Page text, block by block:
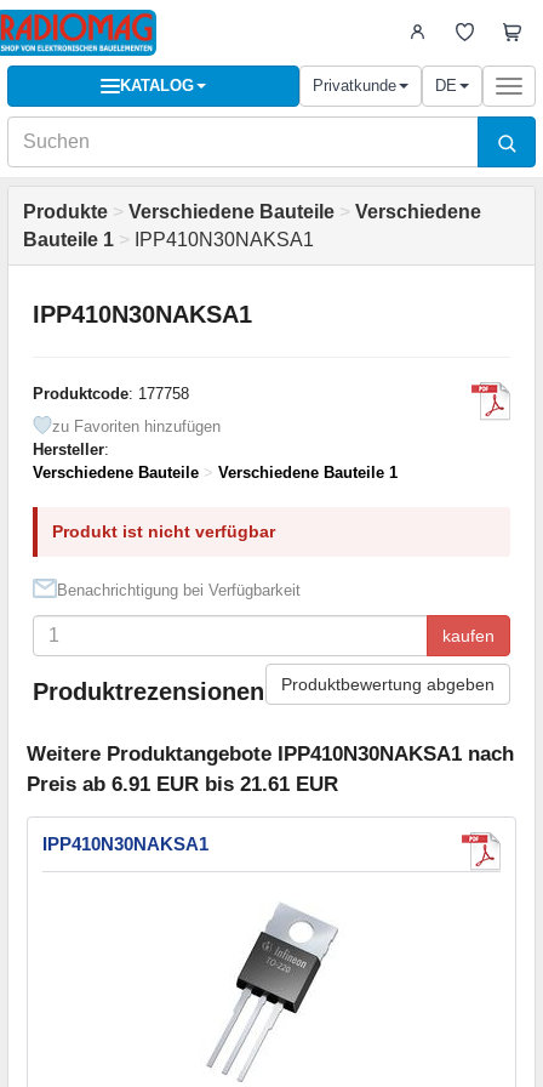
KATALOG Privatkunde DE
Produkte > Verschiedene Bauteile > Verschiedene
Bauteile 1 > IPP410N30NAKSA1
IPP410N30NAKSA1
Produktcode: 177758
zu Favoriten hinzufügen
Hersteller:
Verschiedene Bauteile > Verschiedene Bauteile 1
Produkt ist nicht verfügbar
Benachrichtigung bei Verfügbarkeit
kaufen
Produktrezensionen Produktbewertung abgeben
Weitere Produktangebote IPP410N30NAKSA1 nach
Preis ab 6.91 EUR bis 21.61 EUR
IPP410N30NAKSA1